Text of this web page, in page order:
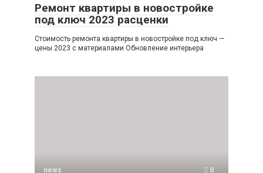
Ремонт квартиры в новостройке
под ключ 2023 расценки
Стоимость ремонта квартиры в новостройке под ключ —
цены 2023 с материалами Обновление интерьера
news 0